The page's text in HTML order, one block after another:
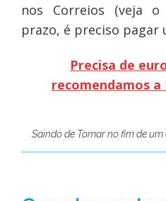
nos Correios (veja o
prazo, é preciso pagar
Precisa de
recomendamos
Saindo de Tomar no fim de